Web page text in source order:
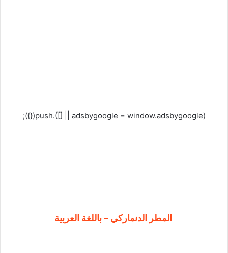
(adsbygoogle = window.adsbygoogle || []).push({});
المطر الدنماركي – باللغة العربية